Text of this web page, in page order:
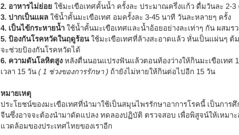
2. อาหารไม่ย่อย ใช้มะเขือเทศคั้นน้ำ ครั้งละ ประมาณครึ่งแก้ว ดื่มวันละ 2-3
3. ปากเป็นแผล ใช้น้ำคั้นมะเขือเทศ อมครั้งละ 3-45 นาที วันละหลายๆ ครั้ง
4. เป็นไข้กระหายน้ำ ใช้น้ำคั้นมะเขือเทศและน้ำอ้อยอย่างละเท่าๆ กัน ผสม
5. ป้องกันโรคหวัดในฤดูร้อนใช้มะเขือเทศที่ล้างสะอาดแล้ว หั่นเป็นแผ่นๆ ต้
จะช่วยป้องกันโรคหวัดได้
6. ความดันโลหิตสูง หลังตื่นนอนแปรงฟันแล้วตอนท้องว่างให้กินมะเขือเทศ
เวลา 15 วัน ( 1 ช่วงของการรักษา ) ถ้ายังไม่หายให้กินต่อไปอีก 15 วัน
หมายเหตุ
ประโยชน์ของมะเขือเทศที่นำมาใช้เป็นสมุนไพรรักษาอาการโรคนี้ เป็นการ
จีนซึ่งอาจจะต้องนำมาดัดแปลง ทดลองปฏิบัติ ตรวจสอบ เพื่อพิสูจน์ให้เหมา
แวดล้อมของประเทศไทยของเราอีก